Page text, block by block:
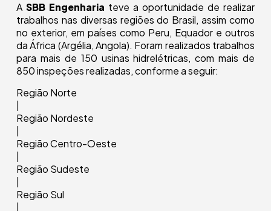
A SBB Engenharia teve a oportunidade de realizar
trabalhos nas diversas regiões do Brasil, assim como
no exterior, em países como Peru, Equador e outros
da África (Argélia, Angola). Foram realizados trabalhos
para mais de 150 usinas hidrelétricas, com mais de
850 inspeções realizadas, conforme a seguir:
Região Norte
Região Nordeste
Região Centro-Oeste
Região Sudeste
Região Sul